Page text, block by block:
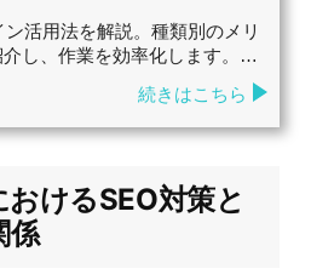
活用法を解説。種類別のメリ
介し、作業を効率化します。…
続きはこちら
けるSEO対策と
係